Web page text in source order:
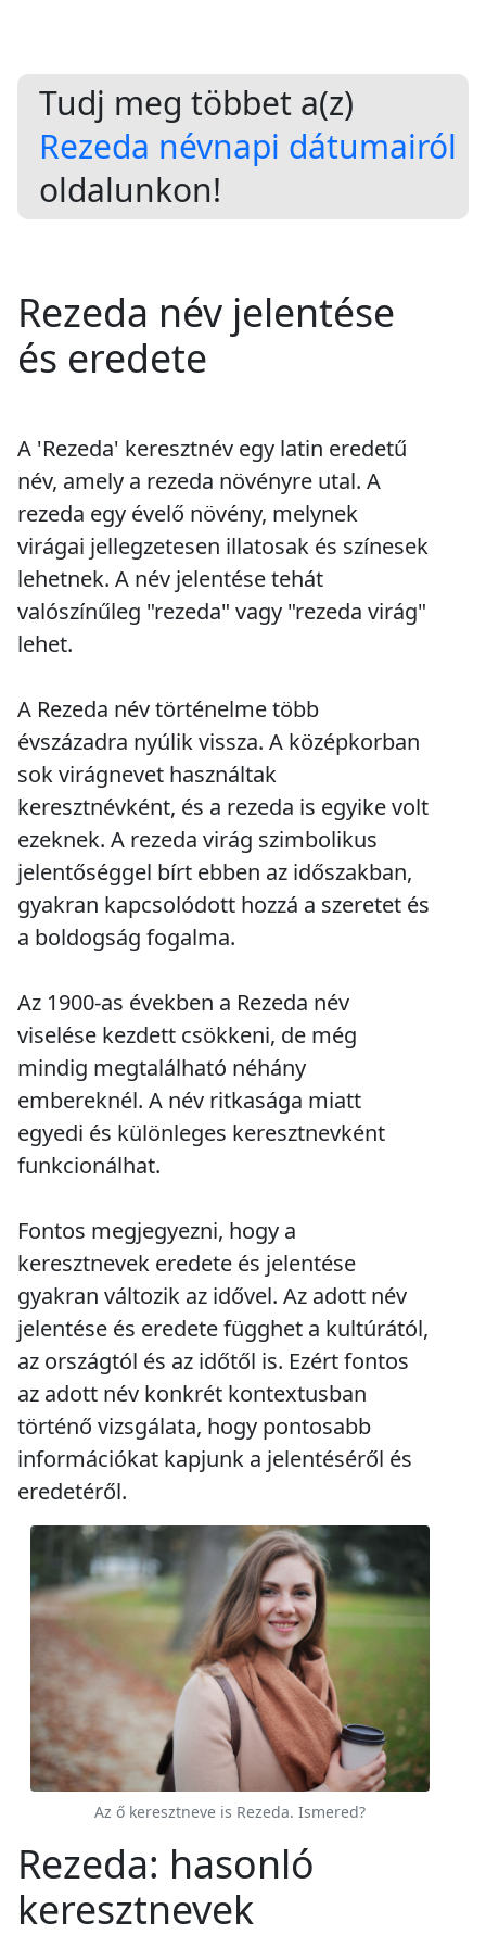
Tudj meg többet a(z)
Rezeda névnapi dátumairól
oldalunkon!
Rezeda név jelentése
és eredete
A 'Rezeda' keresztnév egy latin eredetű
név, amely a rezeda növényre utal. A
rezeda egy évelő növény, melynek
virágai jellegzetesen illatosak és színesek
lehetnek. A név jelentése tehát
valószínűleg "rezeda" vagy "rezeda virág"
lehet.
A Rezeda név történelme több
évszázadra nyúlik vissza. A középkorban
sok virágnevet használtak
keresztnévként, és a rezeda is egyike volt
ezeknek. A rezeda virág szimbolikus
jelentőséggel bírt ebben az időszakban,
gyakran kapcsolódott hozzá a szeretet és
a boldogság fogalma.
Az 1900-as években a Rezeda név
viselése kezdett csökkeni, de még
mindig megtalálható néhány
embereknél. A név ritkasága miatt
egyedi és különleges keresztnevként
funkcionálhat.
Fontos megjegyezni, hogy a
keresztnevek eredete és jelentése
gyakran változik az idővel. Az adott név
jelentése és eredete függhet a kultúrától,
az országtól és az időtől is. Ezért fontos
az adott név konkrét kontextusban
történő vizsgálata, hogy pontosabb
információkat kapjunk a jelentéséről és
eredetéről.
Az ő keresztneve is Rezeda. Ismered?
Rezeda: hasonló
keresztnevek